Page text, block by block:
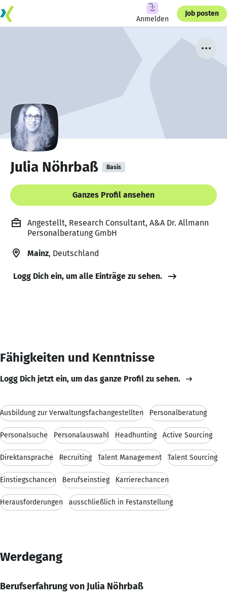
Anmelden
Job posten
Julia Nöhrbaß Basis
Ganzes Profil ansehen
Angestellt, Research Consultant, A&A Dr. Allmann
Personalberatung GmbH
Mainz, Deutschland
Logg Dich ein, um alle Einträge zu sehen.
Fähigkeiten und Kenntnisse
Logg Dich jetzt ein, um das ganze Profil zu sehen.
Ausbildung zur Verwaltungsfachangestellten Personalberatung
Personalsuche Personalauswahl Headhunting Active Sourcing
Direktansprache Recruiting Talent Management Talent Sourcing
Einstiegschancen Berufseinstieg Karrierechancen
Herausforderungen ausschließlich in Festanstellung
Werdegang
Berufserfahrung von Julia Nöhrbaß